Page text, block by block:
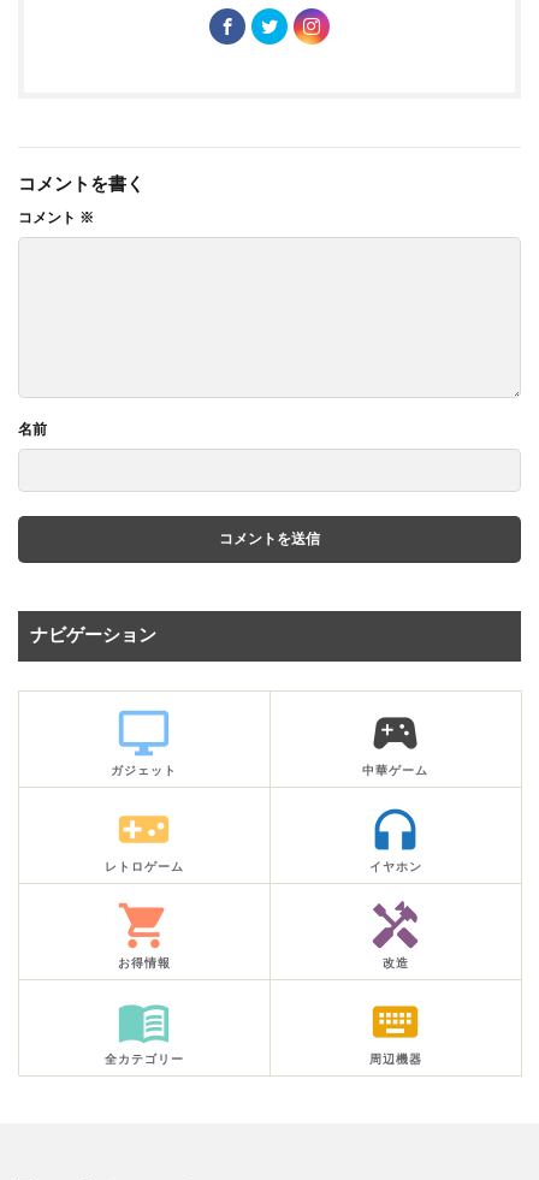
コメントを書く
コメント ※
名前
ナビゲーション
desktop_windows
ガジェット
sports_esports
中華ゲーム
videogame_asset
レトロゲーム
headphones
イヤホン
shopping_cart
お得情報
handyman
改造
menu_book
全カテゴリー
keyboard
周辺機器